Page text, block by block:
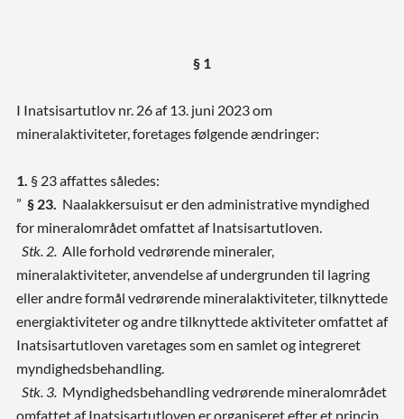
§ 1
I Inatsisartutlov nr. 26 af 13. juni 2023 om
mineralaktiviteter, foretages følgende ændringer:
1. § 23 affattes således:
” § 23. Naalakkersuisut er den administrative myndighed
for mineralområdet omfattet af Inatsisartutloven.
Stk. 2. Alle forhold vedrørende mineraler,
mineralaktiviteter, anvendelse af undergrunden til lagring
eller andre formål vedrørende mineralaktiviteter, tilknyttede
energiaktiviteter og andre tilknyttede aktiviteter omfattet af
Inatsisartutloven varetages som en samlet og integreret
myndighedsbehandling.
Stk. 3. Myndighedsbehandling vedrørende mineralområdet
omfattet af Inatsisartutloven er organiseret efter et princip